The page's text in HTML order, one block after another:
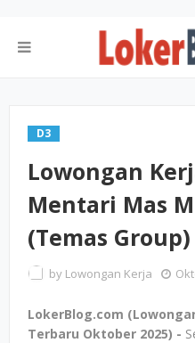
D3
Lowongan
Mentari Mas
(Temas
by Lowongan Kerja
LokerBlog.com
Terbaru Oktober 2025) -